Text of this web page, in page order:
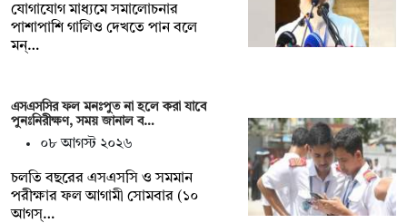
যোগাযোগ মাধ্যমে সমালোচনার
পাশাপাশি গালিও দেখতে পান বলে
মন্…
এসএসসির ফল মনঃপুত না হলে করা যাবে
পুনঃনিরীক্ষণ, সময় জানাল ব…
০৮ আগস্ট ২০২৬
চলতি বছরের এসএসসি ও সমমান
পরীক্ষার ফল আগামী সোমবার (১০
আগস্…